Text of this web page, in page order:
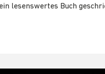
lesenswertes Buch